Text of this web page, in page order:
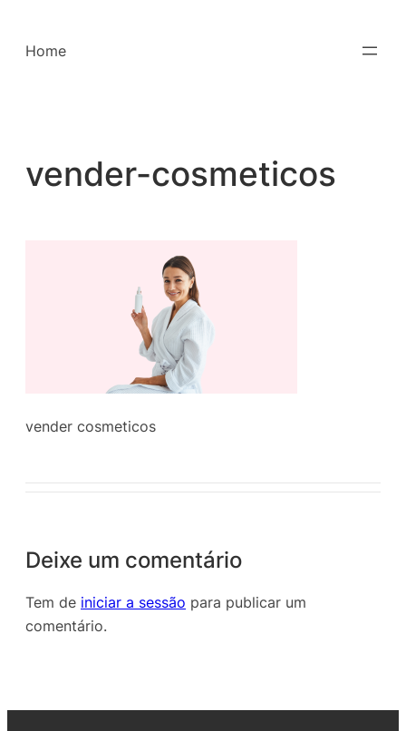
para
Home
vender-cosmeticos
vender cosmeticos
Deixe um comentário
Tem de iniciar a sessão para publicar um
comentário.